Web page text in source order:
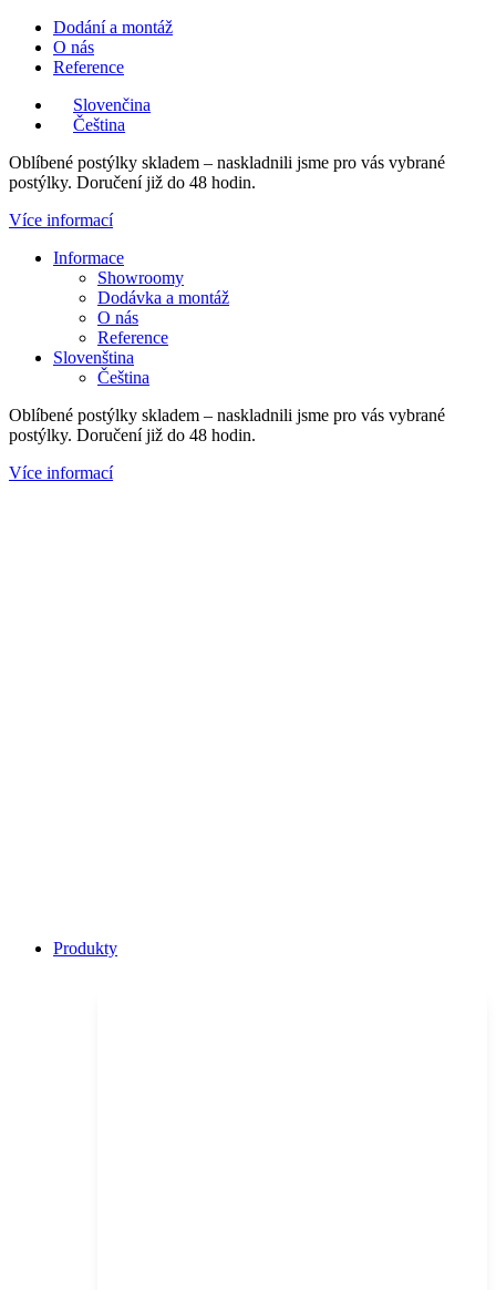
Přejít
obsahu
Dodání a montáž
O nás
Reference
Slovenčina
Čeština
Oblíbené postýlky skladem – naskladnili jsme pro vás vybrané
postýlky. Doručení již do 48 hodin.
Více informací
Main
Informace
Showroomy
Dodávka a montáž
O nás
Reference
Slovenština
Čeština
Oblíbené postýlky skladem – naskladnili jsme pro vás vybrané
postýlky. Doručení již do 48 hodin.
Více informací
Main
Produkty